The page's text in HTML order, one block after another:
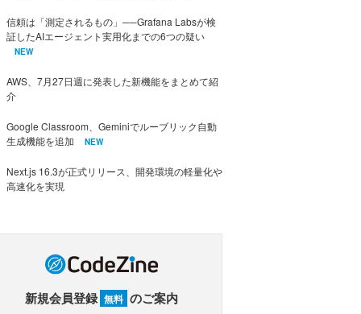
信頼は「測定されるもの」──Grafana Labsが検
証したAIエージェント実用化までの6つの疑い
NEW
AWS、7月27日週に発表した新機能をまとめて紹
介
Google Classroom、Geminiでルーブリック自動
生成機能を追加
NEW
Next.js 16.3が正式リリース、開発環境の軽量化や
高速化を実現
新規会員登録 無料 のご案内